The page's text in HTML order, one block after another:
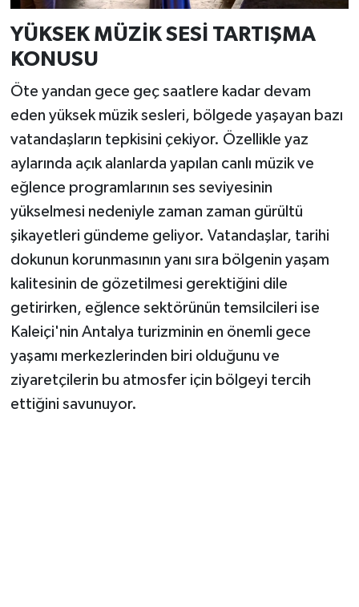
YÜKSEK MÜZİK SESİ TARTIŞMA
KONUSU
Öte yandan gece geç saatlere kadar devam
eden yüksek müzik sesleri, bölgede yaşayan bazı
vatandaşların tepkisini çekiyor. Özellikle yaz
aylarında açık alanlarda yapılan canlı müzik ve
eğlence programlarının ses seviyesinin
yükselmesi nedeniyle zaman zaman gürültü
şikayetleri gündeme geliyor. Vatandaşlar, tarihi
dokunun korunmasının yanı sıra bölgenin yaşam
kalitesinin de gözetilmesi gerektiğini dile
getirirken, eğlence sektörünün temsilcileri ise
Kaleiçi'nin Antalya turizminin en önemli gece
yaşamı merkezlerinden biri olduğunu ve
ziyaretçilerin bu atmosfer için bölgeyi tercih
ettiğini savunuyor.